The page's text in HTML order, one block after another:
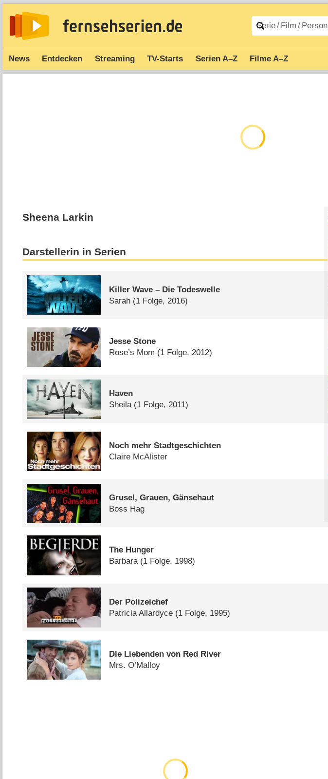
News Entdecken Streaming TV-Starts Serien A–Z Filme A–Z
Sheena Larkin
Darstellerin in Serien
Killer Wave – Die Todeswelle
Sarah (1 Folge, 2016)
Jesse Stone
Rose’s Mom (1 Folge, 2012)
Haven
Sheila (1 Folge, 2011)
Noch mehr Stadtgeschichten
Claire McAlister
Grusel, Grauen, Gänsehaut
Boss Hag
The Hunger
Barbara (1 Folge, 1998)
Der Polizeichef
Patricia Allardyce (1 Folge, 1995)
Die Liebenden von Red River
Mrs. O’Malloy